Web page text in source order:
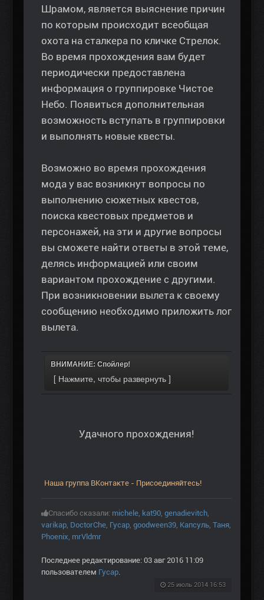
Шрамом, является выяснение причин
по которым происходит всеобщая
охота на сталкера по кличке Стрелок.
Во время прохождения вам будет
периодически предоставлена
информация о группировке Чистое
Небо. Появиться дополнительная
возможность вступать в группировки
и выполнять новые квесты.
Возможно во время прохождения
мода у вас возникнут вопросы по
выполнению сюжетных квестов,
поиска квестовых предметов и
персонажей, на эти и другие вопросы
вы сможете найти ответы в этой теме,
делясь информацией или своим
вариантом прохождение с другими.
При возникновении вылета к своему
сообщению необходимо приложить лог
вылета.
ВНИМАНИЕ: Спойлер!
Удачного прохождения!
Наша группа ВКонтакте - Присоединяйтесь!
Спасибо сказали: michele, kat90, genadievitch,
varikap, DoctorChe, Гусар, goodween39, Капсуль, Таня,
Phoenix, mrVldmr
Последнее редактирование: 03 авг 2016 11:09
пользователем Гусар.
25 июль 2014 16:53